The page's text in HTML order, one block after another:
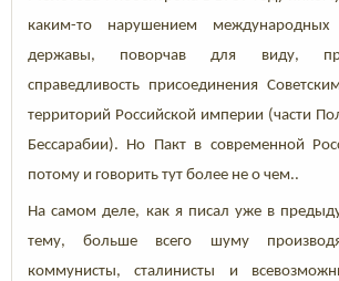
каким-то нарушением
державы, поворчав для виду,
справедливость присоединения
территорий Российской империи (части
Бессарабии). Но Пакт в современной
потому и говорить тут более не о чем..
На самом деле, как я писал уже в
тему, больше всего шуму
коммунисты, сталинисты и